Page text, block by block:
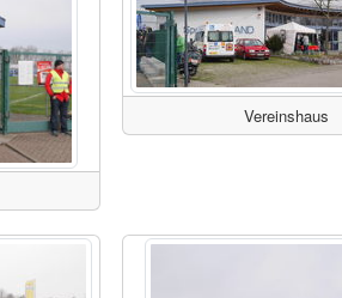
Vereinshaus